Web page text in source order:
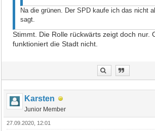
Na die grünen. Der SPD kaufe ich das nicht
sagt.
Stimmt. Die Rolle rückwärts zeigt doch nur.
funktioniert die Stadt nicht.
Karsten
Junior Member
27.09.2020, 12:01